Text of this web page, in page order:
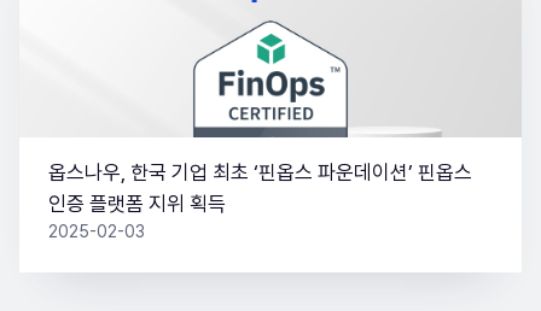
옵스나우, 한국 기업 최초 ‘핀옵스 파운데이션’ 핀옵스
인증 플랫폼 지위 획득
2025-02-03